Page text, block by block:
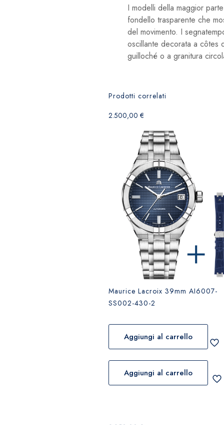
I modelli della maggior
fondello trasparente che
del movimento. I
oscillante decorata a
guilloché o a granitura
Prodotti correlati
2.500,00 €
Maurice Lacroix 39mm AI6007-
SS002-430-2
Aggiungi al carrello
Aggiungi al carrello